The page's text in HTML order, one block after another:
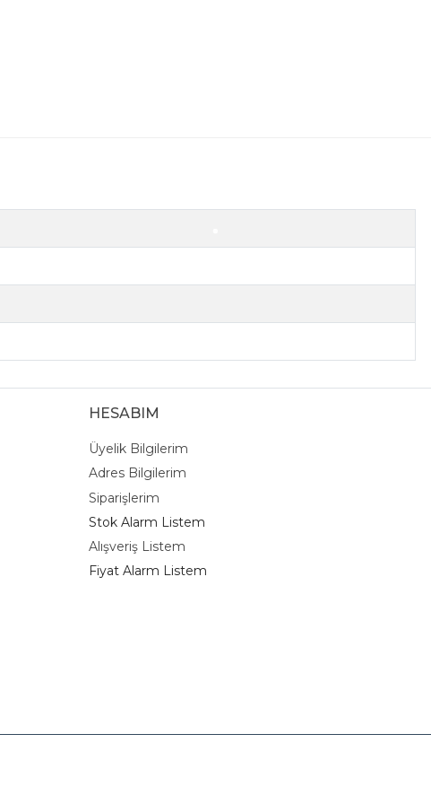
HESABIM
Üyelik Bilgilerim
Adres Bilgilerim
Siparişlerim
Stok Alarm Listem
Alışveriş Listem
Fiyat Alarm Listem